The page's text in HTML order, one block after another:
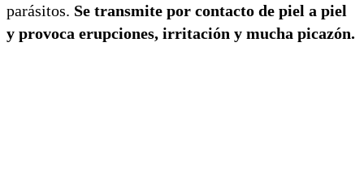
parásitos. Se transmite por contacto de piel a piel
y provoca erupciones, irritación y mucha picazón.